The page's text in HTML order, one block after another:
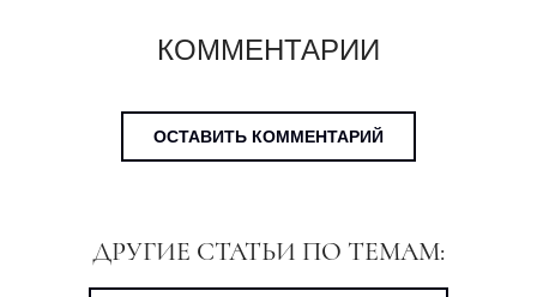
КОММЕНТАРИИ
ОСТАВИТЬ КОММЕНТАРИЙ
ДРУГИЕ СТАТЬИ ПО ТЕМАМ: